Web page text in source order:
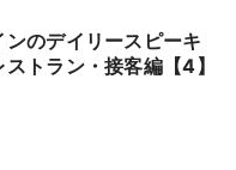
のデイリースピーキ
トラン・接客編【4】